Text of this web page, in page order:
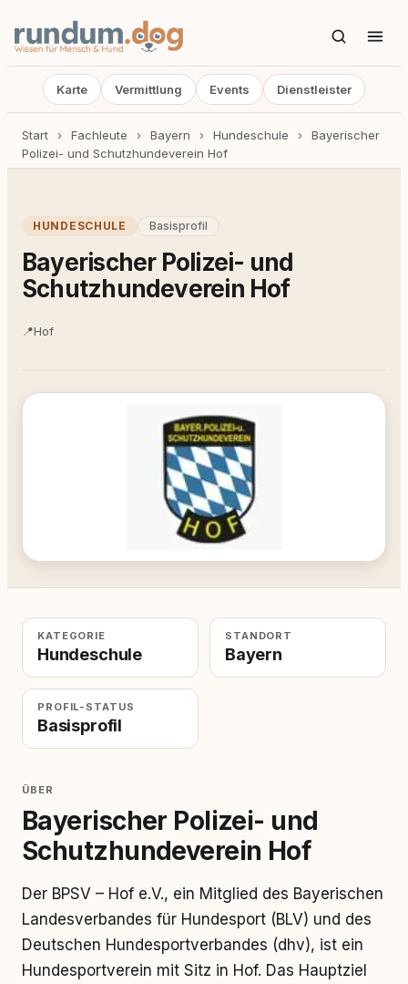
Karte Vermittlung Events Dienstleister
Start › Fachleute › Bayern › Hundeschule ›
Bayerischer
Polizei- und Schutzhundeverein Hof
HUNDESCHULE Basisprofil
Bayerischer Polizei- und
Schutzhundeverein Hof
📍Hof
KATEGORIE
Hundeschule
STANDORT
Bayern
PROFIL-STATUS
Basisprofil
ÜBER
Bayerischer Polizei- und
Schutzhundeverein Hof
Der BPSV – Hof e.V., ein Mitglied des Bayerischen
Landesverbandes für Hundesport (BLV) und des
Deutschen Hundesportverbandes (dhv), ist ein
Hundesportverein mit Sitz in Hof. Das Hauptziel